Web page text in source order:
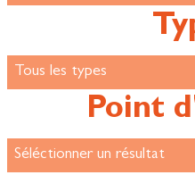
domaine de Mondeville
enveloppé par la
domaine, se terminant
: 2h
Point